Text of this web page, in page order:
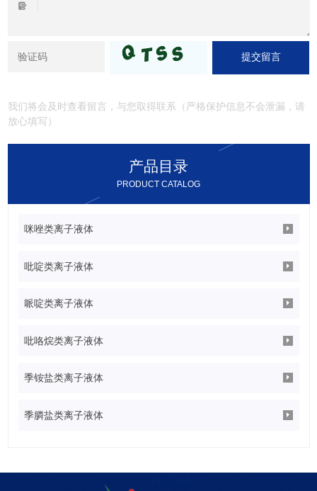
产品目录
PRODUCT CATALOG
咪唑类离子液体
吡啶类离子液体
哌啶类离子液体
吡咯烷类离子液体
季铵盐类离子液体
季膦盐类离子液体
提交留言
我们将会及时查看留言，与您取得联系（严格保护信息不会泄漏，请
放心填写）